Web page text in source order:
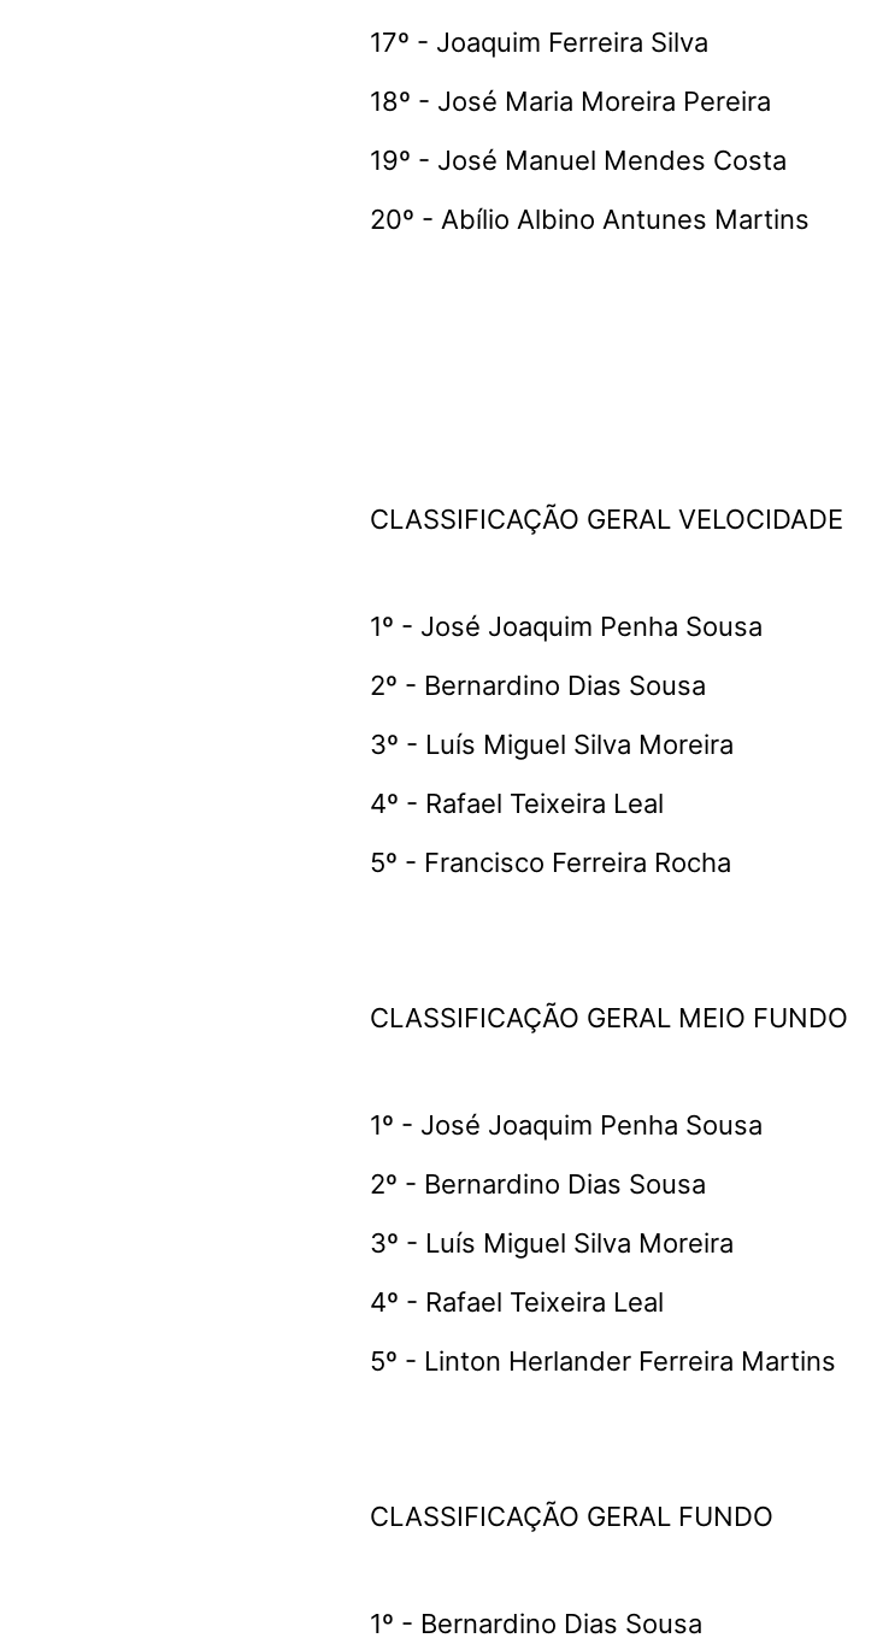
17º - Joaquim Ferreira Silva
18º - José Maria Moreira Pereira
19º - José Manuel Mendes Costa
20º - Abílio Albino Antunes Martins
CLASSIFICAÇÃO GERAL VELOCIDADE
1º - José Joaquim Penha Sousa
2º - Bernardino Dias Sousa
3º - Luís Miguel Silva Moreira
4º - Rafael Teixeira Leal
5º - Francisco Ferreira Rocha
CLASSIFICAÇÃO GERAL MEIO FUNDO
1º - José Joaquim Penha Sousa
2º - Bernardino Dias Sousa
3º - Luís Miguel Silva Moreira
4º - Rafael Teixeira Leal
5º - Linton Herlander Ferreira Martins
CLASSIFICAÇÃO GERAL FUNDO
1º - Bernardino Dias Sousa